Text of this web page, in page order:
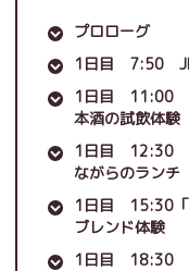
プロローグ
1日目 7:50
1日目 11:00
本酒の試飲体験
1日目 12:30
ながらのランチ
1日目 15:30「
ブレンド体験
1日目 18:30